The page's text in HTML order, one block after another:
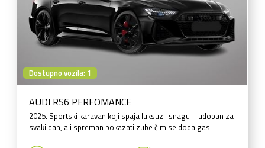
Dostupno vozila: 1
AUDI RS6 PERFOMANCE
2025. Sportski karavan koji spaja luksuz i snagu – udoban za
svaki dan, ali spreman pokazati zube čim se doda gas.